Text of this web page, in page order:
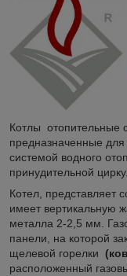
Котлы отопительные
предназначенные
системой водного
принудительной
Котел, представляет
имеет вертикальную
металла 2-2,5 мм.
панели, на которой
щелевой горелки
расположенный